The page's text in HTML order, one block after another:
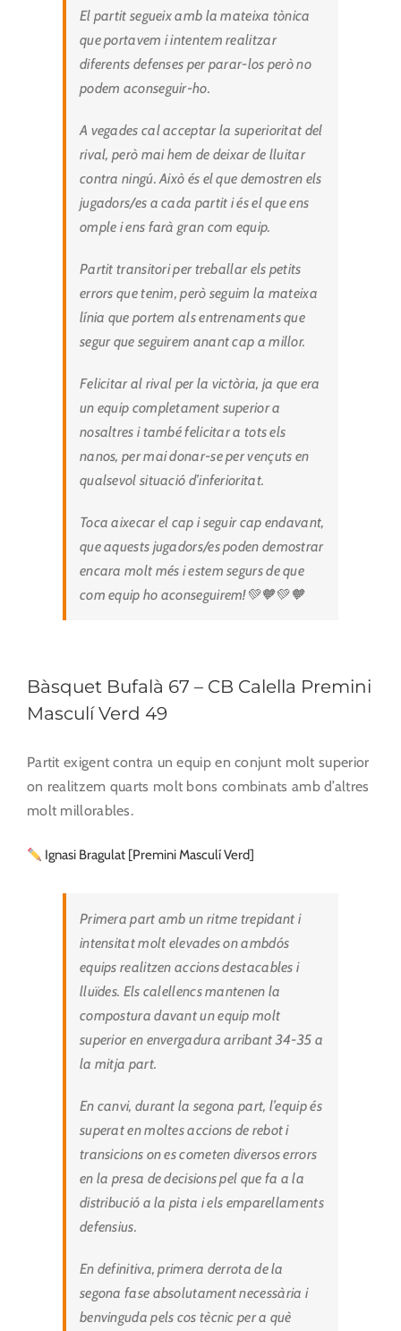
El partit segueix amb la mateixa tònica
que portavem i intentem realitzar
diferents defenses per parar-los però no
podem aconseguir-ho.
A vegades cal acceptar la superioritat del
rival, però mai hem de deixar de lluitar
contra ningú. Això és el que demostren els
jugadors/es a cada partit i és el que ens
omple i ens farà gran com equip.
Partit transitori per treballar els petits
errors que tenim, però seguim la mateixa
línia que portem als entrenaments que
segur que seguirem anant cap a millor.
Felicitar al rival per la victòria, ja que era
un equip completament superior a
nosaltres i també felicitar a tots els
nanos, per mai donar-se per vençuts en
qualsevol situació d’inferioritat.
Toca aixecar el cap i seguir cap endavant,
que aquests jugadors/es poden demostrar
encara molt més i estem segurs de que
com equip ho aconseguirem!💚🧡💚🧡
Bàsquet Bufalà 67 – CB Calella Premini
Masculí Verd 49
Partit exigent contra un equip en conjunt molt superior
on realitzem quarts molt bons combinats amb d’altres
molt millorables.
Ignasi Bragulat [Premini Masculí Verd]
Primera part amb un ritme trepidant i
intensitat molt elevades on ambdós
equips realitzen accions destacables i
lluïdes. Els calellencs mantenen la
compostura davant un equip molt
superior en envergadura arribant 34-35 a
la mitja part.
En canvi, durant la segona part, l’equip és
superat en moltes accions de rebot i
transicions on es cometen diversos errors
en la presa de decisions pel que fa a la
distribució a la pista i els emparellaments
defensius.
En definitiva, primera derrota de la
segona fase absolutament necessària i
benvinguda pels cos tècnic per a què